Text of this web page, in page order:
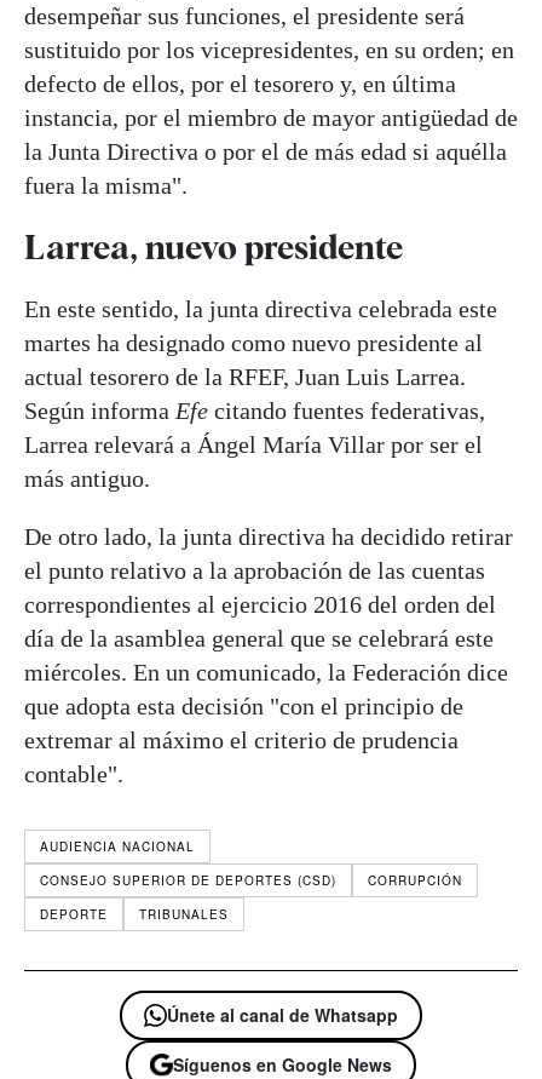
desempeñar sus funciones, el presidente será
sustituido por los vicepresidentes, en su orden; en
defecto de ellos, por el tesorero y, en última
instancia, por el miembro de mayor antigüedad de
la Junta Directiva o por el de más edad si aquélla
fuera la misma".
Larrea, nuevo presidente
En este sentido, la junta directiva celebrada este
martes ha designado como nuevo presidente al
actual tesorero de la RFEF, Juan Luis Larrea.
Según informa Efe citando fuentes federativas,
Larrea relevará a Ángel María Villar por ser el
más antiguo.
De otro lado, la junta directiva ha decidido retirar
el punto relativo a la aprobación de las cuentas
correspondientes al ejercicio 2016 del orden del
día de la asamblea general que se celebrará este
miércoles. En un comunicado, la Federación dice
que adopta esta decisión "con el principio de
extremar al máximo el criterio de prudencia
contable".
AUDIENCIA NACIONAL
CONSEJO SUPERIOR DE DEPORTES (CSD)
CORRUPCIÓN
DEPORTE
TRIBUNALES
Únete al canal de Whatsapp
Síguenos en Google News